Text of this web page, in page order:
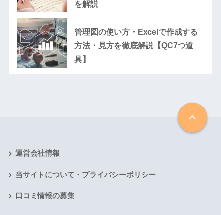
を解説
管理図の使い方・Excelで作成する
方法・見方を徹底解説【QC7つ道
具】
運営会社情報
当サイトについて・プライバシーポリシー
口コミ情報の募集